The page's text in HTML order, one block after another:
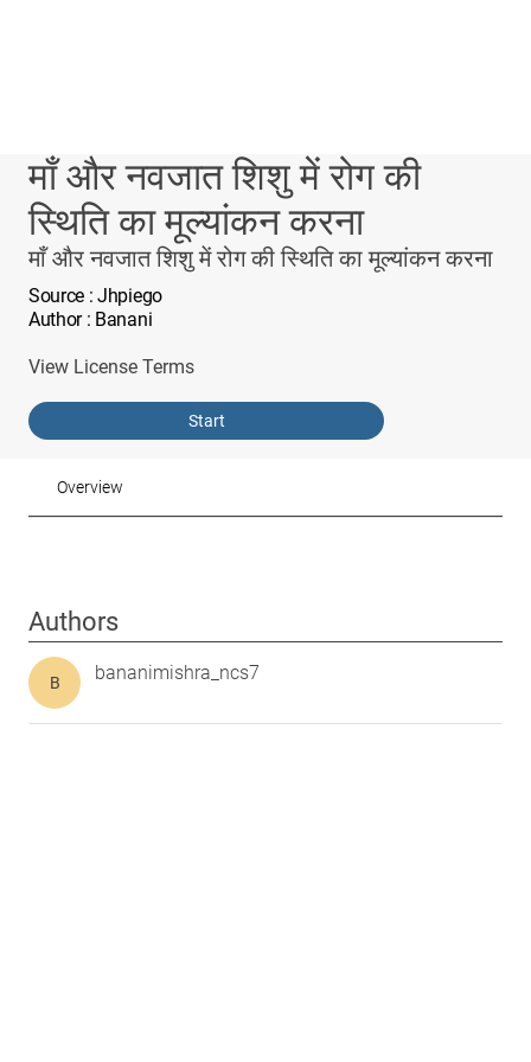
माँ और नवजात शिशु में रोग की
स्थिति का मूल्यांकन करना
माँ और नवजात शिशु में रोग की स्थिति का मूल्यांकन करना
Source : Jhpiego
Author: Banani
View License Terms
Start
Overview
Authors
B bananimishra_ncs7